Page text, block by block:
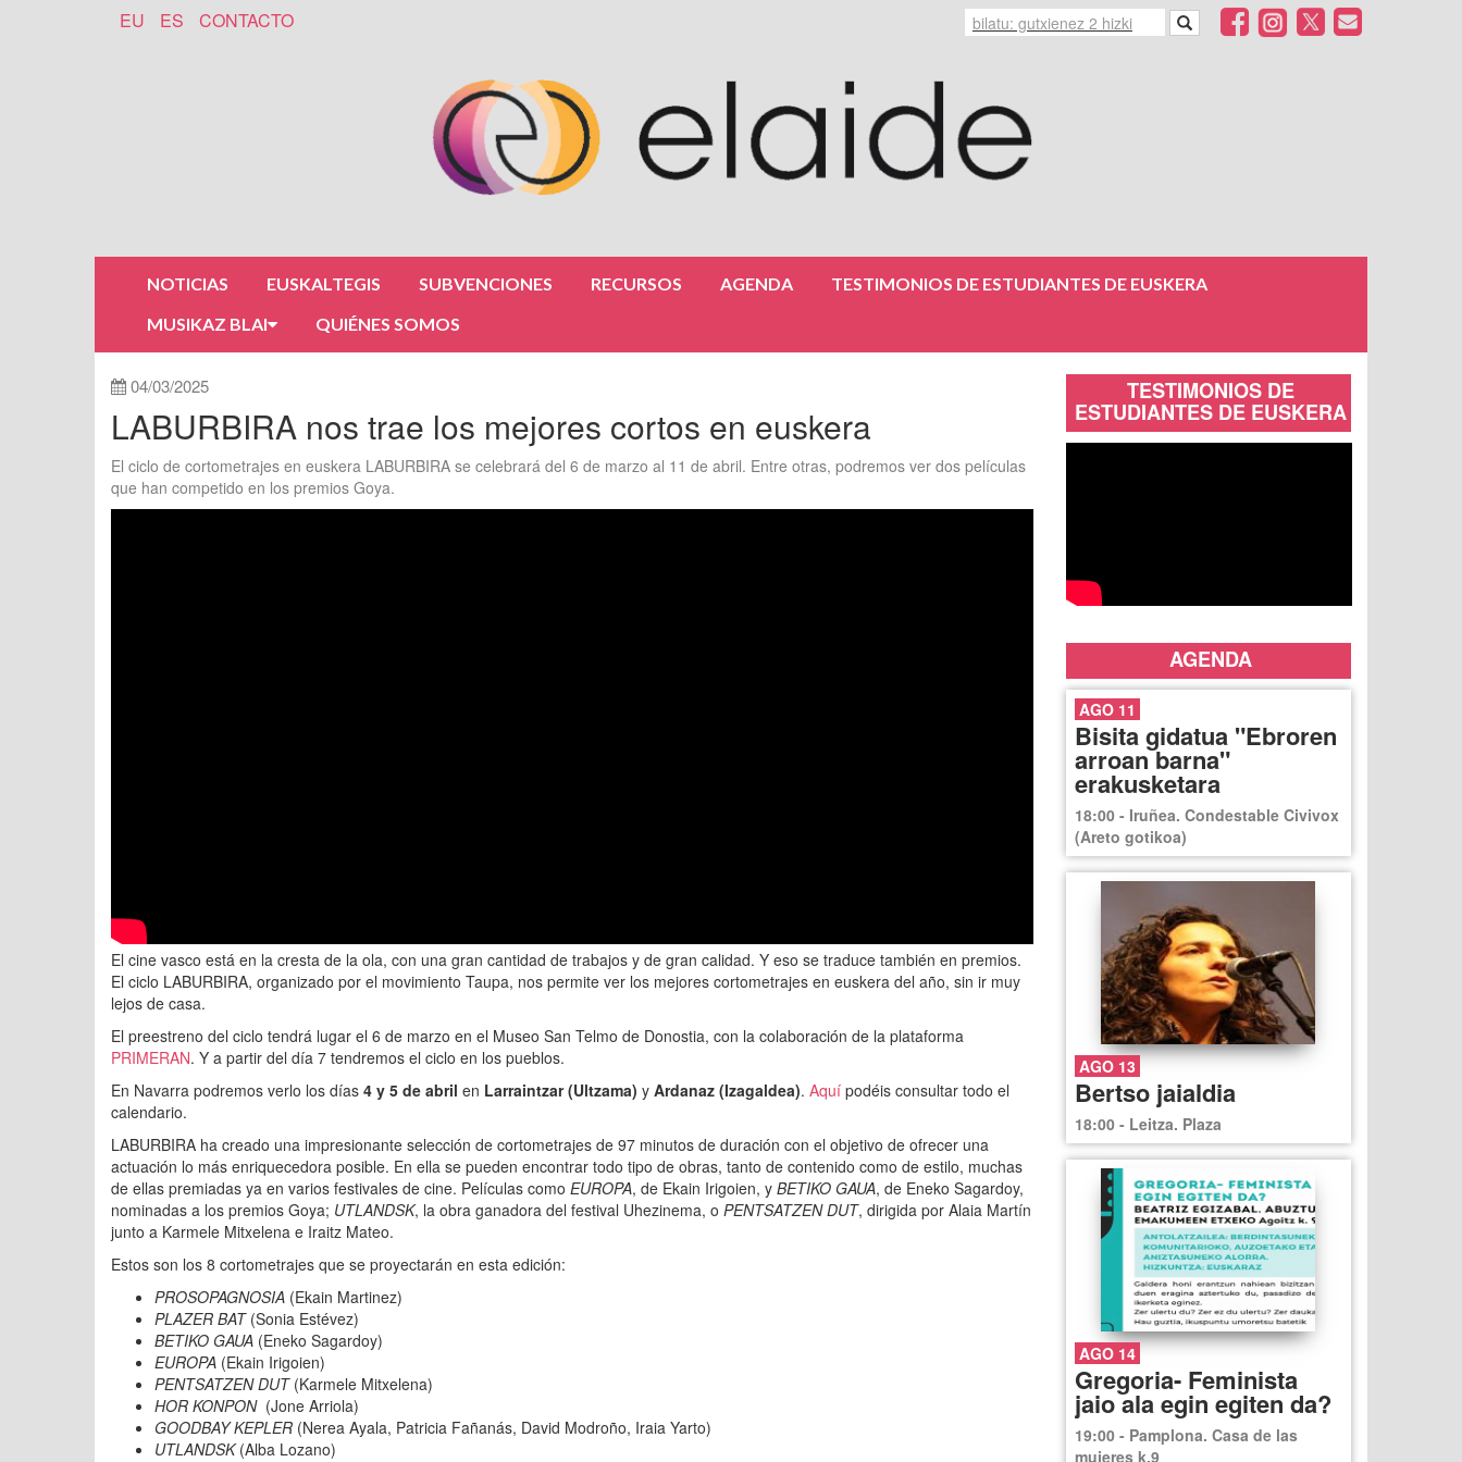
EU ES CONTACTO
NOTICIAS EUSKALTEGIS SUBVENCIONES RECURSOS AGENDA
TESTIMONIOS DE ESTUDIANTES DE EUSKERA
MUSIKAZ BLAI
QUIÉNES SOMOS
04/03/2025
LABURBIRA nos trae los mejores cortos en euskera
El ciclo de cortometrajes en euskera LABURBIRA se celebrará del 6 de marzo al 11 de abril. Entre otras, podremos ver dos películas
que han competido en los premios Goya.
El cine vasco está en la cresta de la ola, con una gran cantidad de trabajos y de gran calidad. Y eso se traduce también en premios.
El ciclo LABURBIRA, organizado por el movimiento Taupa, nos permite ver los mejores cortometrajes en euskera del año, sin ir muy
lejos de casa.
El preestreno del ciclo tendrá lugar el 6 de marzo en el Museo San Telmo de Donostia, con la colaboración de la plataforma
PRIMERAN. Y a partir del día 7 tendremos el ciclo en los pueblos.
En Navarra podremos verlo los días 4 y 5 de abril en Larraintzar (Ultzama) y Ardanaz (Izagaldea). Aquí podéis consultar todo el
calendario.
LABURBIRA ha creado una impresionante selección de cortometrajes de 97 minutos de duración con el objetivo de ofrecer una
actuación lo más enriquecedora posible. En ella se pueden encontrar todo tipo de obras, tanto de contenido como de estilo, muchas
de ellas premiadas ya en varios festivales de cine. Películas como EUROPA, de Ekain Irigoien, y BETIKO GAUA, de Eneko Sagardoy,
nominadas a los premios Goya; UTLANDSK, la obra ganadora del festival Uhezinema, o PENTSATZEN DUT, dirigida por Alaia Martín
junto a Karmele Mitxelena e Iraitz Mateo.
Estos son los 8 cortometrajes que se proyectarán en esta edición:
PROSOPAGNOSIA (Ekain Martinez)
PLAZER BAT(Sonia Estévez)
BETIKO GAUA (Eneko Sagardoy)
EUROPA (Ekain Irigoien)
PENTSATZEN DUT(Karmele Mitxelena)
HOR KONPON(Jone Arriola)
GOODBAY KEPLER (Nerea Ayala, Patricia Fañanás, David Modroño, Iraia Yarto)
UTLANDSK(Alba Lozano)
TESTIMONIOS DE
ESTUDIANTES DE EUSKERA
AGENDA
AGO 11
Bisita gidatua "Ebroren
arroan barna"
erakusketara
18:00 - Iruñea. Condestable Civivox
(Areto gotikoa)
AGO 13
Bertso jaialdia
18:00 - Leitza. Plaza
AGO 14
Gregoria- Feminista
jaio ala egin egiten da?
19:00 - Pamplona. Casa de las
mujeres k.9